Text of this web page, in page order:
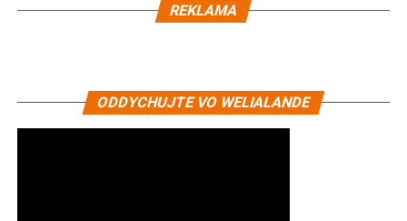
REKLAMA
ODDYCHUJTE VO WELIALANDE